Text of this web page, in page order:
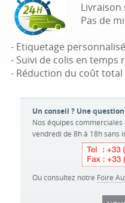
Livraison
Pas de
- Etiquetage personnalisé
- Suivi de colis en temps
- Réduction du coût
Un conseil ? Une question
Nos équipes
vendredi de 8h à 18h sans
Ou consultez notre Foire